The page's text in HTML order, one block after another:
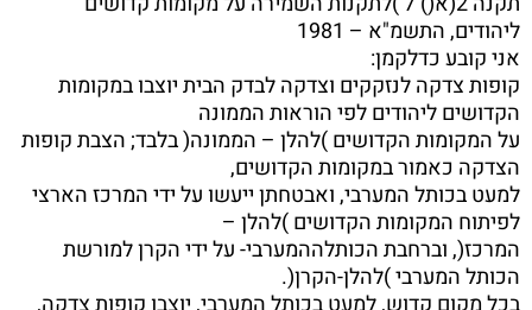
ליהודים, התשמ"א – 1981
אני קובע כדלקמן:
קופות צדקה לנזקקים וצדקה לבדק הבית יוצבו במקומות
הקדושים ליהודים לפי הוראות הממונה
על המקומות הקדושים )להלן – הממונה( בלבד; הצבת קופות
הצדקה כאמור במקומות הקדושים,
למעט בכותל המערבי, ואבטחתן ייעשו על ידי המרכז הארצי
לפיתוח המקומות הקדושים )להלן –
המרכז(, וברחבת הכותלההמערבי- על ידי הקרן למורשת
הכותל המערבי )להלן-הקרן(.